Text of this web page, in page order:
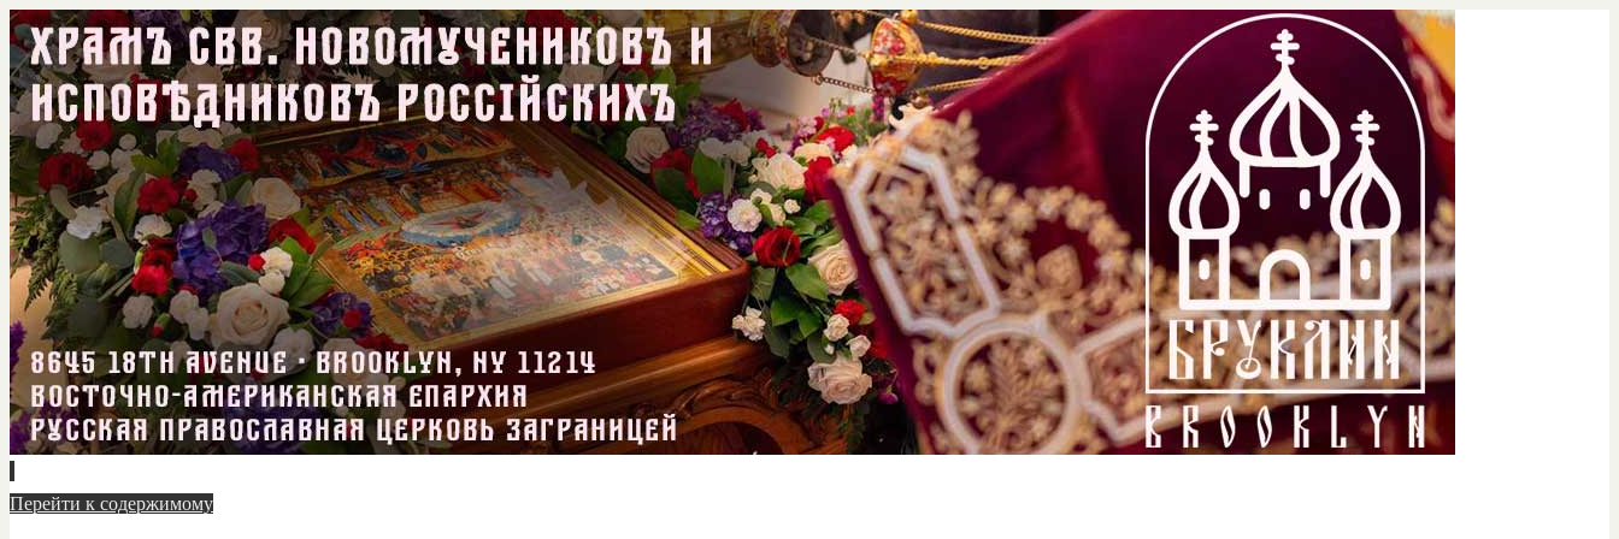
Перейти к содержимому